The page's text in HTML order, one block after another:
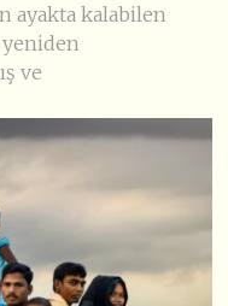
ayakta kalabilen
ve